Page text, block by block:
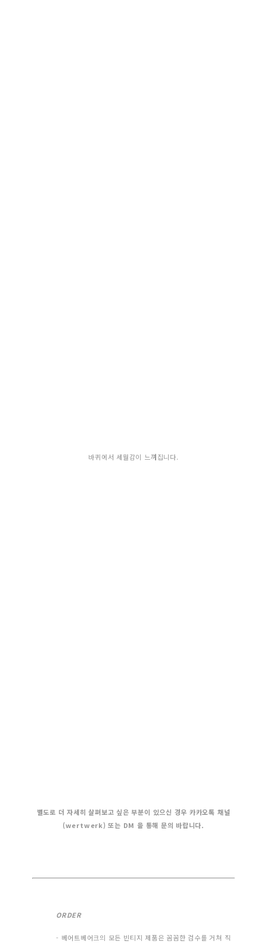
바퀴에서 세월감이 느껴집니다.
별도로 더 자세히 살펴보고 싶은 부분이 있으신 경우 카카오톡 채널
(wertwerk) 또는 DM 을 통해 문의 바랍니다.
ORDER
- 베어트베어크의 모든 빈티지 제품은 꼼꼼한 검수를 거쳐 직